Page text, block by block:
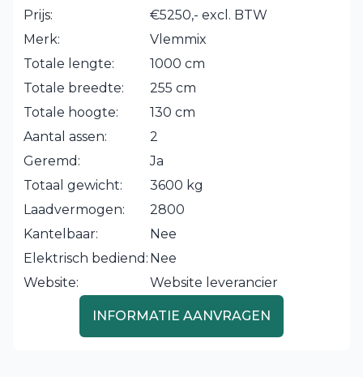
Prijs:
€5250,- excl. BTW
Merk:
Vlemmix
Totale lengte:
1000 cm
Totale breedte:
255 cm
Totale hoogte:
130 cm
Aantal assen:
2
Geremd:
Ja
Totaal gewicht:
3600 kg
Laadvermogen:
2800
Kantelbaar:
Nee
Elektrisch bediend: Nee
Website:
Website leverancier
INFORMATIE AANVRAGEN